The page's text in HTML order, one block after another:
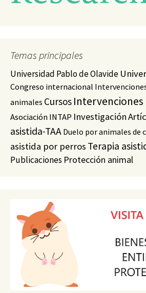
Temas principales
Universidad Pablo de Olavide
Congreso internacional
animales Cursos Intervenciones
Asociación INTAP Investigación
asistida-TAA Duelo por animales de
asistida por perros Terapia
Publicaciones Protección animal